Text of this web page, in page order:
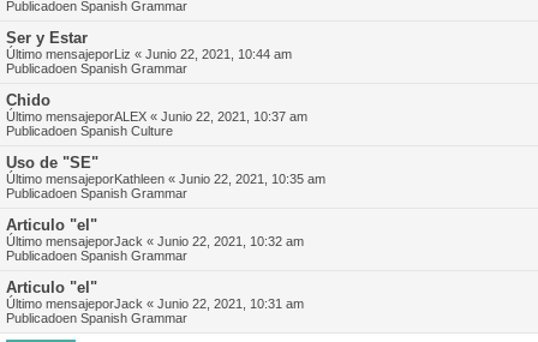
Publicadoen Spanish Grammar
Ser y Estar
Último mensajeporLiz « Junio 22, 2021, 10:44 am
Publicadoen Spanish Grammar
Chido
Último mensajeporALEX « Junio 22, 2021, 10:37 am
Publicadoen Spanish Culture
Uso de "SE"
Último mensajeporKathleen « Junio 22, 2021, 10:35 am
Publicadoen Spanish Grammar
Articulo "el"
Último mensajeporJack « Junio 22, 2021, 10:32 am
Publicadoen Spanish Grammar
Articulo "el"
Último mensajeporJack « Junio 22, 2021, 10:31 am
Publicadoen Spanish Grammar